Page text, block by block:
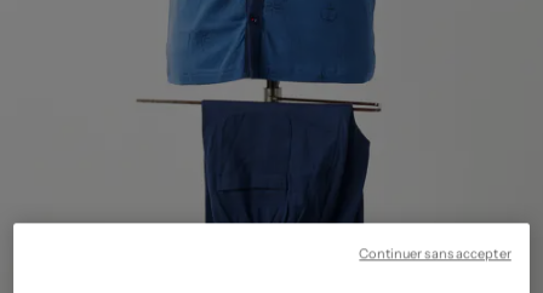
Continuer sans accepter